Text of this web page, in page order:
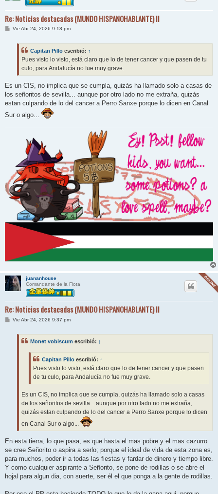
Re: Noticias destacadas (MUNDO HISPANOHABLANTE) II
MVie Abr 24, 2026 9:18 pm
Capitan Pillo escribió: ↑
Pues visto lo visto, está claro que lo de tener cancer y que pasen de tu
culo, para Andalucía no fue muy grave.
Es un CIS, no implica que se cumpla, quizás ha llamado solo a casas de
los señoritos de sevilla... aunque por otro lado no me extraña, quizás
estan culpando de lo del cancer a Perro Sanxe porque lo dicen en Canal
Sur o algo...
juananhouse
Comandante de la Flota
Re: Noticias destacadas (MUNDO HISPANOHABLANTE) II
MVie Abr 24, 2026 9:37 pm
Monet vobiscum escribió: ↑
Capitan Pillo escribió: ↑
Pues visto lo visto, está claro que lo de tener cancer y que pasen
de tu culo, para Andalucía no fue muy grave.
Es un CIS, no implica que se cumpla, quizás ha llamado solo a casas
de los señoritos de sevilla... aunque por otro lado no me extraña,
quizás estan culpando de lo del cancer a Perro Sanxe porque lo dicen
en Canal Sur o algo...
En esta tierra, lo que pasa, es que hasta el mas pobre y el mas cazurro
se cree Señorito o aspira a serlo; porque el ideal de vida de esta zona es,
para muchos, poder ir a todas las fiestas y fardar de dinero y tiempo libre.
Y como cualquier aspirante a Señorito, se pone de rodillas o se abre el
hojal para algun dia, con suerte, ser él el que ponga a la gente de rodillas.